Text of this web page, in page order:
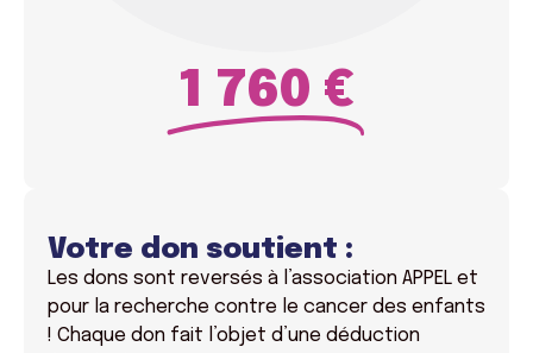
1 760 €
Votre don soutient :
Les dons sont reversés à l’association APPEL et
pour la recherche contre le cancer des enfants
! Chaque don fait l’objet d’une déduction